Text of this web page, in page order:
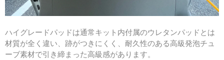
ハイグレードパッドは通常キット内付属のウレタンパッドとは
材質が全く違い、跡がつきにくく、耐久性のある高級発泡チュ
ーブ素材で引き締まった高級感があります。